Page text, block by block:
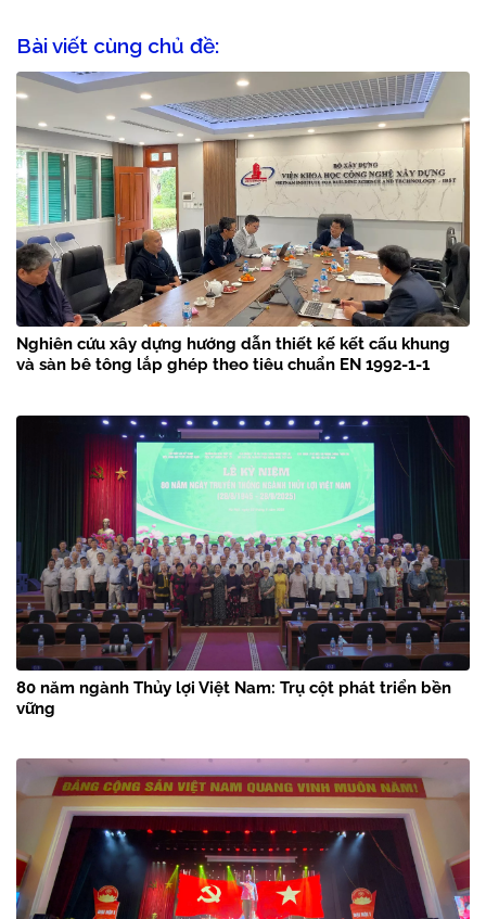
Bài viết cùng chủ đề:
Nghiên cứu xây dựng hướng dẫn thiết kế kết cấu khung
và sàn bê tông lắp ghép theo tiêu chuẩn EN 1992-1-1
80 năm ngành Thủy lợi Việt Nam: Trụ cột phát triển bền
vững